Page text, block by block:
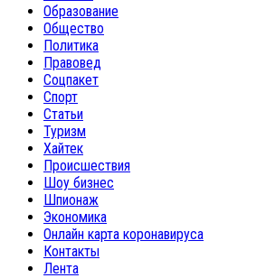
Образование
Общество
Политика
Правовед
Соцпакет
Спорт
Статьи
Туризм
Хайтек
Происшествия
Шоу бизнес
Шпионаж
Экономика
Онлайн карта коронавируса
Контакты
Лента